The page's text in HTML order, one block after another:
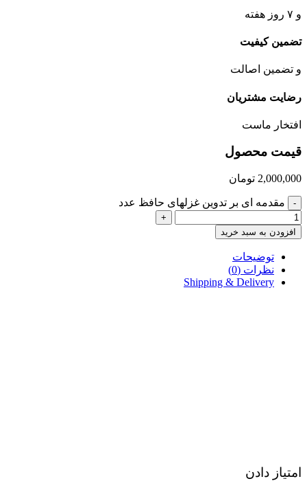
و ۷ روز هفته
تضمین کیفیت
و تضمین اصالت
رضایت مشتریان
افتخار ماست
قیمت محصول
2,000,000 تومان
- مقدمه ای بر تدوین غزلهای حافظ عدد
+
افزودن به سبد خرید
توضیحات
نظرات (0)
Shipping & Delivery
امتیاز دادن